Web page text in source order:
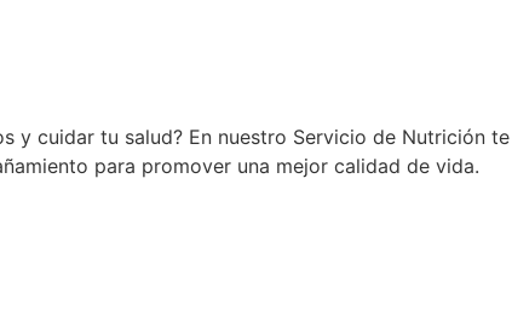
y cuidar tu salud? En nuestro Servicio de Nutrición
para promover una mejor calidad de vida.